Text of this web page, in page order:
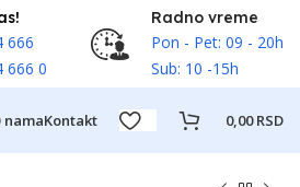
666
666 0
Radno vreme
Pon - Pet: 09 - 20h
Sub: 10 -15h
namaKontakt 0,00RSD